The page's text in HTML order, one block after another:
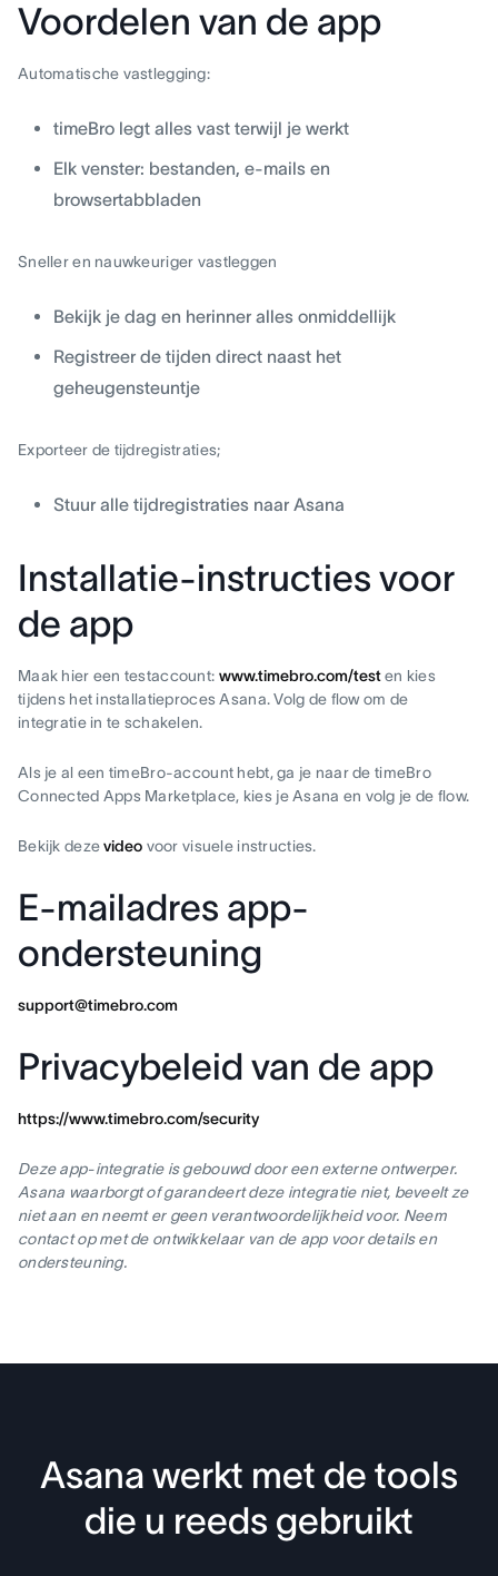
Voordelen van de app
Automatische vastlegging:
timeBro legt alles vast terwijl je werkt
Elk venster: bestanden, e-mails en
browsertabbladen
Sneller en nauwkeuriger vastleggen
Bekijk je dag en herinner alles onmiddellijk
Registreer de tijden direct naast het
geheugensteuntje
Exporteer de tijdregistraties;
Stuur alle tijdregistraties naar Asana
Installatie-instructies voor
de app
Maak hier een testaccount: www.timebro.com/testen kies
tijdens het installatieproces Asana. Volg de flow om de
integratie in te schakelen.
Als je al een timeBro-account hebt, ga je naar de timeBro
Connected Apps Marketplace, kies je Asana en volg je de flow.
Bekijk dezevideo voor visuele instructies.
E-mailadres app-
ondersteuning
support@timebro.com
Privacybeleid van de app
https://www.timebro.com/security
Deze app-integratie is gebouwd door een externe ontwerper.
Asana waarborgt of garandeert deze integratie niet, beveelt ze
niet aan en neemt er geen verantwoordelijkheid voor. Neem
contact op met de ontwikkelaar van de app voor details en
ondersteuning.
Asana werkt met de tools
die u reeds gebruikt